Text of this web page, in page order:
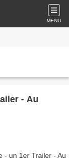
MENU
- Au